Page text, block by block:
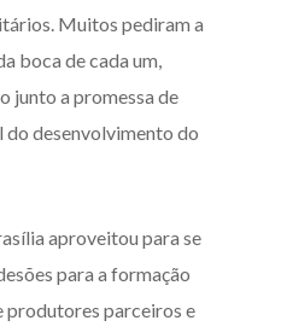
Muitos pediram a
boca de cada um,
junto a promessa de
desenvolvimento do
aproveitou para se
para a formação
produtores parceiros e